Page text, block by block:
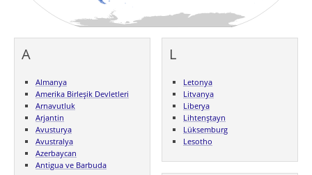
A
Almanya
Amerika Birleşik Devletleri
Arnavutluk
Arjantin
Avusturya
Avustralya
Azerbaycan
Antigua ve Barbuda
L
Letonya
Litvanya
Liberya
Lihtenştayn
Lüksemburg
Lesotho